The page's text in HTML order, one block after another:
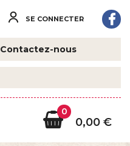
SE CONNECTER
Contactez-nous
0
0,00 €